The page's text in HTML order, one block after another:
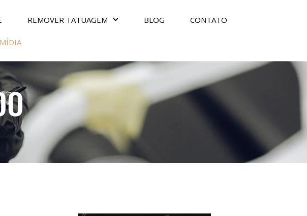
REMOVER TATUAGEM BLOG CONTATO